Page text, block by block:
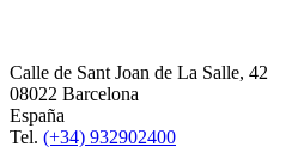
Calle de Sant Joan de La Salle, 42
08022 Barcelona
España
Tel. (+34) 932902400